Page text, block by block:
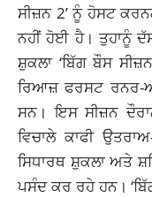
ਸੀਜ਼ਨ 2’ ਨੂੰ ਹੋਸਟ
ਨਹੀਂ ਹੋਈ ਹੈ। ਤੁਹਾਨੂੰ
ਸ਼ੁਕਲਾ ‘ਬਿੱਗ ਬੌਸ
ਰਿਆਜ਼ਫਰਸਟ ਰਨਰ-
ਸਨ। ਇਸ ਸੀਜ਼ਨ
ਵਿਚਾਲੇ ਕਾਫੀ
ਸਿਧਾਰਥ ਸ਼ੁਕਲਾ ਅਤੇ
ਪਸੰਦ ਕਰ ਰਹੇ ਹਨ।